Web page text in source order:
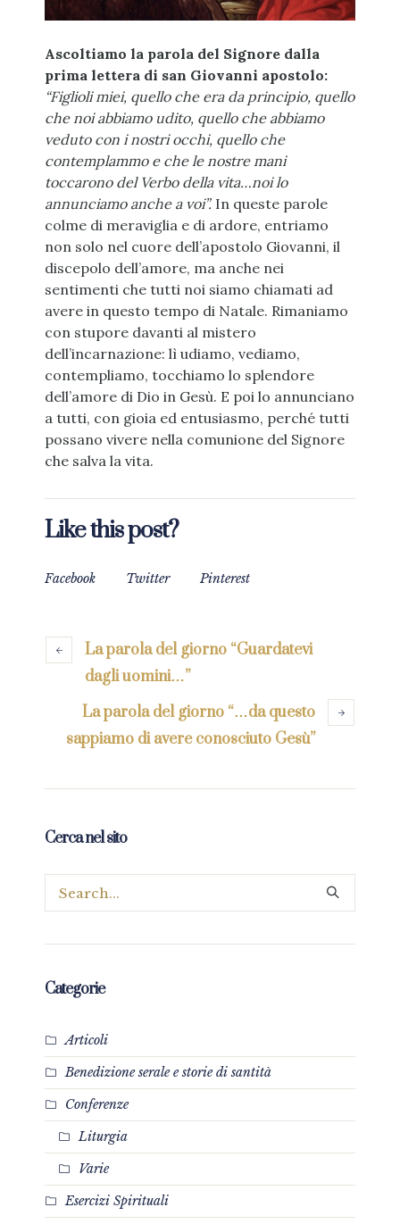
Ascoltiamo la parola del Signore dalla
prima lettera di san Giovanni apostolo:
“Figlioli miei, quello che era da principio, quello
che noi abbiamo udito, quello che abbiamo
veduto con i nostri occhi, quello che
contemplammo e che le nostre mani
toccarono del Verbo della vita…noi lo
annunciamo anche a voi”. In queste parole
colme di meraviglia e di ardore, entriamo
non solo nel cuore dell’apostolo Giovanni, il
discepolo dell’amore, ma anche nei
sentimenti che tutti noi siamo chiamati ad
avere in questo tempo di Natale. Rimaniamo
con stupore davanti al mistero
dell’incarnazione: lì udiamo, vediamo,
contempliamo, tocchiamo lo splendore
dell’amore di Dio in Gesù. E poi lo annunciano
a tutti, con gioia ed entusiasmo, perché tutti
possano vivere nella comunione del Signore
che salva la vita.
Like this post?
Facebook Twitter Pinterest
La parola del giorno “Guardatevi
dagli uomini…”
La parola del giorno “…da questo
sappiamo di avere conosciuto Gesù”
Cerca nel sito
Categorie
Articoli
Benedizione serale e storie di santità
Conferenze
Liturgia
Varie
Esercizi Spirituali